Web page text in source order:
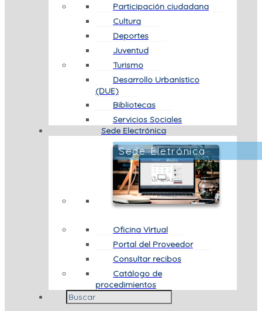
Participación ciudadana
Cultura
Deportes
Juventud
Turismo
Desarrollo Urbanístico
(DUE)
Bibliotecas
Servicios Sociales
Sede Electrónica
Sede Eletrónica
Oficina Virtual
Portal del Proveedor
Consultar recibos
Catálogo de
procedimientos